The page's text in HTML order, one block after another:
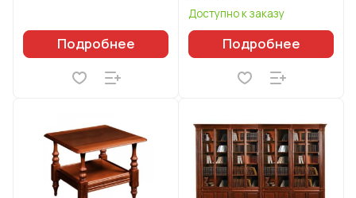
Подробнее
Доступно к заказу
Подробнее